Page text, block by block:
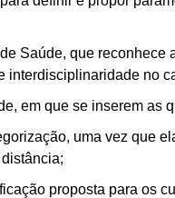
Saúde, que
interdisciplinaridade no
em que se inserem as
uma vez que
proposta para os